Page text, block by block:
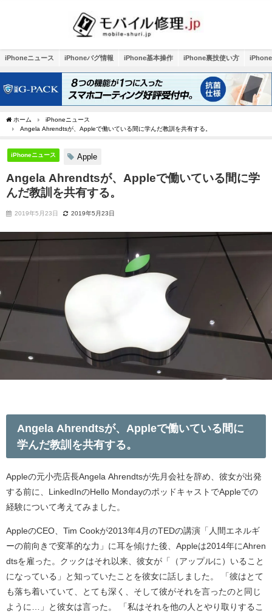
iPhoneニュース iPhoneバグ情報 iPhone基本操作 iPhone裏技使い方
ホーム
iPhoneニュース
Angela Ahrendtsが、Appleで働いている間に学んだ教訓を共有する。
iPhoneニュース Apple
Angela Ahrendtsが、Appleで働いている間に学
んだ教訓を共有する。
2019年5月23日 2019年5月23日
Angela Ahrendtsが、Appleで働いている間に
学んだ教訓を共有する。
Appleの元小売店長Angela Ahrendtsが先月会社を辞め、彼女が出発
する前に、LinkedInのHello MondayのポッドキャストでAppleでの
経験について考えてみました。
AppleのCEO、Tim Cookが2013年4月のTEDの講演「人間エネルギ
ーの前向きで変革的な力」に耳を傾けた後、Appleは2014年にAhren
dtsを雇った。クックはそれ以来、彼女が「（アップルに）いること
になっている」と知っていたことを彼女に話しました。 「彼はとて
も落ち着いていて、とても深く、そして彼がそれを言ったのと同じ
ように…」と彼女は言った。 「私はそれを他の人とやり取りするこ